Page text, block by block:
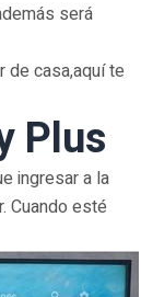
será
de casa,aquí te
Plus
ingresar a la
Cuando esté